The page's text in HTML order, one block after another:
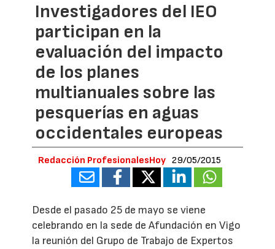
Investigadores del IEO
participan en la
evaluación del impacto
de los planes
multianuales sobre las
pesquerías en aguas
occidentales europeas
Redacción ProfesionalesHoy 29/05/2015
Desde el pasado 25 de mayo se viene
celebrando en la sede de Afundación en Vigo
la reunión del Grupo de Trabajo de Expertos